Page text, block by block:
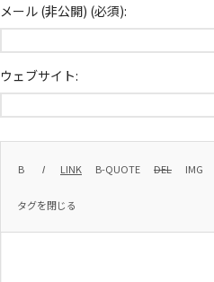
メール (非公開) (必須):
ウェブサイト: